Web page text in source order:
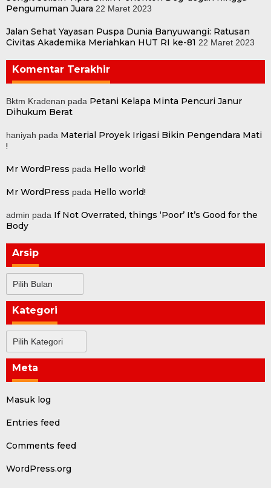
Pengumuman Juara 22 Maret 2023
Jalan Sehat Yayasan Puspa Dunia Banyuwangi: Ratusan
Civitas Akademika Meriahkan HUT RI ke-81 22 Maret 2023
Komentar Terakhir
Bktm Kradenan pada Petani Kelapa Minta Pencuri Janur
Dihukum Berat
haniyah pada Material Proyek Irigasi Bikin Pengendara Mati
!
Mr WordPress pada Hello world!
Mr WordPress pada Hello world!
admin pada If Not Overrated, things ‘Poor’ It’s Good for the
Body
Arsip
Kategori
Meta
Masuk log
Entries feed
Comments feed
WordPress.org